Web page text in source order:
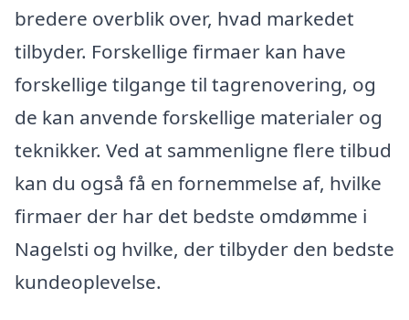
bredere overblik over, hvad markedet
tilbyder. Forskellige firmaer kan have
forskellige tilgange til tagrenovering, og
de kan anvende forskellige materialer og
teknikker. Ved at sammenligne flere tilbud
kan du også få en fornemmelse af, hvilke
firmaer der har det bedste omdømme i
Nagelsti og hvilke, der tilbyder den bedste
kundeoplevelse.